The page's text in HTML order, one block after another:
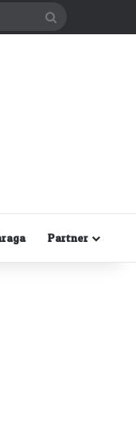
Partner